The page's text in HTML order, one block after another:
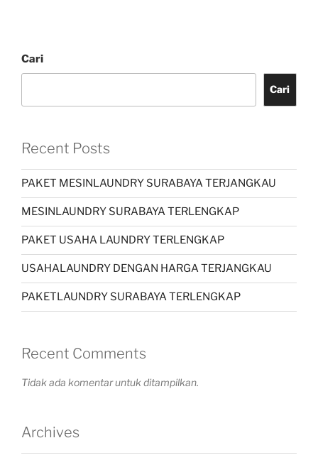
Cari
Cari
Recent Posts
PAKET MESINLAUNDRY SURABAYA TERJANGKAU
MESINLAUNDRY SURABAYA TERLENGKAP
PAKET USAHA LAUNDRY TERLENGKAP
USAHALAUNDRY DENGAN HARGA TERJANGKAU
PAKETLAUNDRY SURABAYA TERLENGKAP
Recent Comments
Tidak ada komentar untuk ditampilkan.
Archives